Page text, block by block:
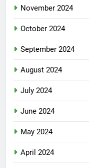
November 2024
October 2024
September 2024
August 2024
July 2024
June 2024
May 2024
April 2024